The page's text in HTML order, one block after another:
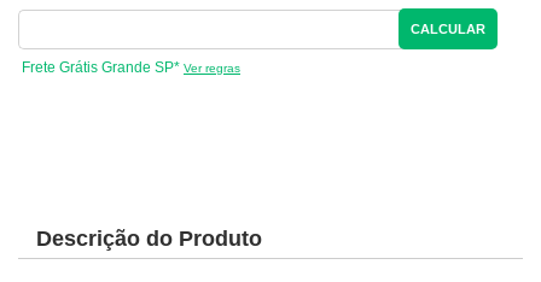
CALCULAR
Frete Grátis Grande SP* Ver regras
Descrição do Produto